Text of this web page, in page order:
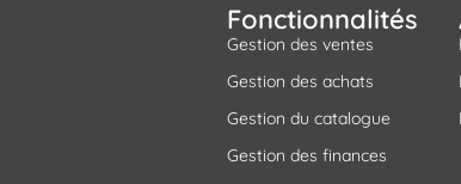
Fonctionnalités
Gestion des ventes
Gestion des achats
Gestion du catalogue
Gestion des finances